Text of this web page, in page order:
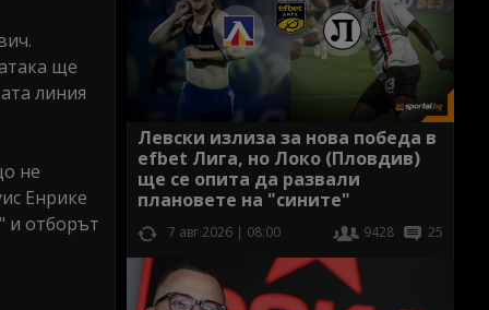
ще
линия
не
Енрике
и отборът
Левски излиза за нова победа в
efbet Лига, но Локо (Пловдив)
ще се опита да развали
плановете на "сините"
7 авг 2026 | 08:00 9428 25